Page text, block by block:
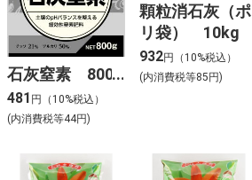
石灰窒素 800g
481 円（10%税込）
(内消費税等44円)
顆粒消石灰（ポ
リ袋） 10kg
932円（10%税込）
(内消費税等85円)